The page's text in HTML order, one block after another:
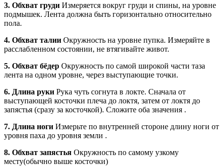
3. Обхват груди Измеряется вокруг груди и спины, на уровне
подмышек. Лента должна быть горизонтально относительно
пола.
4. Обхват талии Окружность на уровне пупка. Измеряйте в
расслабленном состоянии, не втягивайте живот.
5. Обхват бёдер Окружность по самой широкой части таза
лента на одном уровне, через выступающие точки.
6. Длина руки Рука чуть согнута в локте. Сначала от
выступающей косточки плеча до локтя, затем от локтя до
запястья (сразу за косточкой). Сложите оба значения .
7. Длина ноги Измерьте по внутренней стороне длину ноги от
уровня паха до уровня земли .
8. Обхват запястья Окружность по самому узкому
месту(обычно выше косточки)